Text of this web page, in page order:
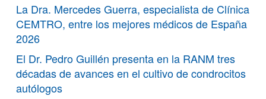
La Dra. Mercedes Guerra, especialista de Clínica
CEMTRO, entre los mejores médicos de España
2026
El Dr. Pedro Guillén presenta en la RANM tres
décadas de avances en el cultivo de condrocitos
autólogos